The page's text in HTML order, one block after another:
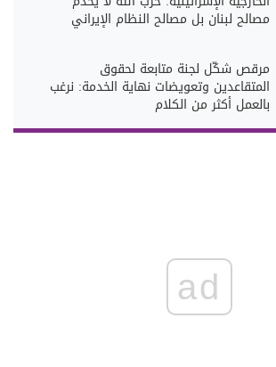
مصالح لبنان بل مصالح النظام الإيراني
مرقص شكّل لجنة متابعة لحقوق
المتقاعدين وتعويضات نهاية الخدمة: نرغب
بالعمل أكثر من الكلام
ad